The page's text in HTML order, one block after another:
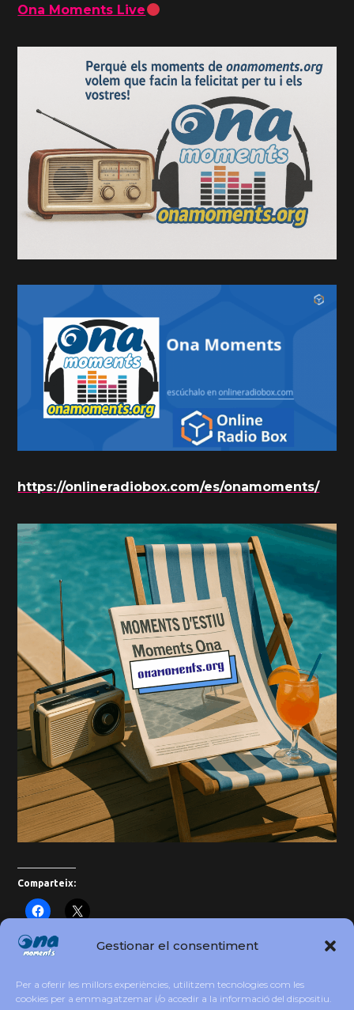
Gestionar el consentiment
Per a oferir les millors experiències, utilitzem tecnologies com les
cookies per a emmagatzemar i/o accedir a la informació del dispositiu.
Ona Moments Live
https://onlineradiobox.com/es/onamoments/
Comparteix:
Festival Música a les Vinyes 2025 a Subirats